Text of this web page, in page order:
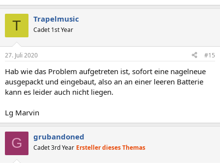
T Trapelmusic
Cadet 1st Year
27. Juli 2020 #15
Hab wie das Problem aufgetreten ist, sofort eine nagelneue
ausgepackt und eingebaut, also an an einer leeren Batterie
kann es leider auch nicht liegen.
Lg Marvin
G grubandoned
Cadet 3rd Year Ersteller dieses Themas